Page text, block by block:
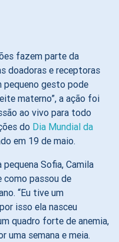
fazem parte da
doadoras e receptoras
pequeno gesto pode
materno”, a ação foi
ao vivo para todo
do Dia Mundial da
em 19 de maio.
Sofia, Camila
como passou de
“Eu tive um
isso ela nasceu
quadro forte de anemia,
uma semana e meia.